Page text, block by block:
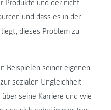
Produkte und der nicht
und dass es in der
dieses Problem zu
Beispielen seiner eigenen
sozialen Ungleichheit
seine Karriere und wie